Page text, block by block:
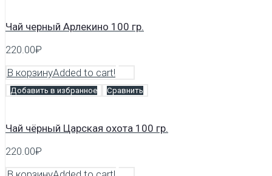
Чай черный Арлекино 100 гр.
220.00₽
В корзинуAdded to cart!
Добавить в избранное Сравнить
Чай чёрный Царская охота 100 гр.
220.00₽